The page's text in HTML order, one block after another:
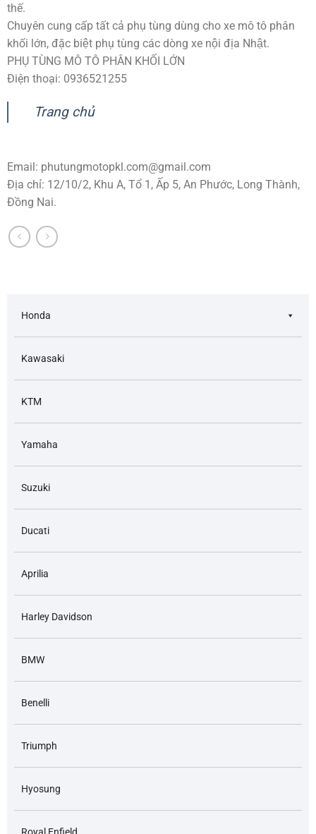
thế.
Chuyên cung cấp tất cả phụ tùng dùng cho xe mô tô phân
khối lớn, đặc biệt phụ tùng các dòng xe nội địa Nhật.
PHỤ TÙNG MÔ TÔ PHÂN KHỐI LỚN
Điện thoại: 0936521255
Trang chủ
Email: phutungmotopkl.com@gmail.com
Địa chỉ: 12/10/2, Khu A, Tổ 1, Ấp 5, An Phước, Long Thành,
Đồng Nai.
Honda
Kawasaki
KTM
Yamaha
Suzuki
Ducati
Aprilia
Harley Davidson
BMW
Benelli
Triumph
Hyosung